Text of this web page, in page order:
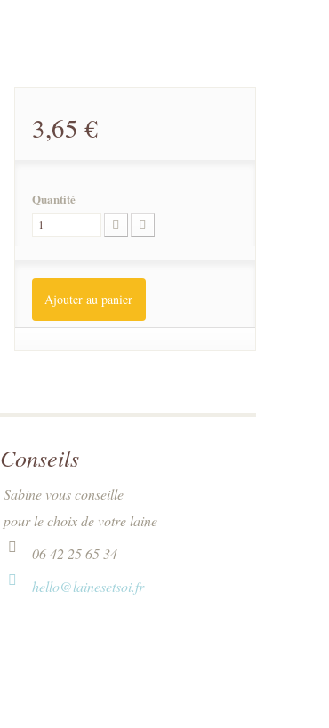
3,65 €
Quantité
Ajouter au panier
Conseils
Sabine vous conseille
pour le choix de votre laine
06 42 25 65 34
hello@lainesetsoi.fr